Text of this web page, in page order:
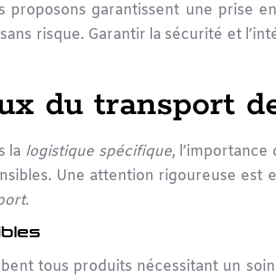
proposons garantissent une prise
risque. Garantir la sécurité et
du transport
la logistique spécifique, l’importance
Une attention rigoureuse
.
tous produits nécessitant un